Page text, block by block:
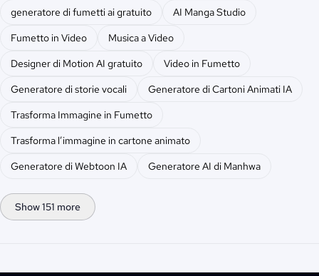
generatore di fumetti ai gratuito
AI Manga Studio
Fumetto in Video
Musica a Video
Designer di Motion AI gratuito
Video in Fumetto
Generatore di storie vocali
Generatore di Cartoni Animati IA
Trasforma Immagine in Fumetto
Trasforma l’immagine in cartone animato
Generatore di Webtoon IA
Generatore AI di Manhwa
Show 151 more